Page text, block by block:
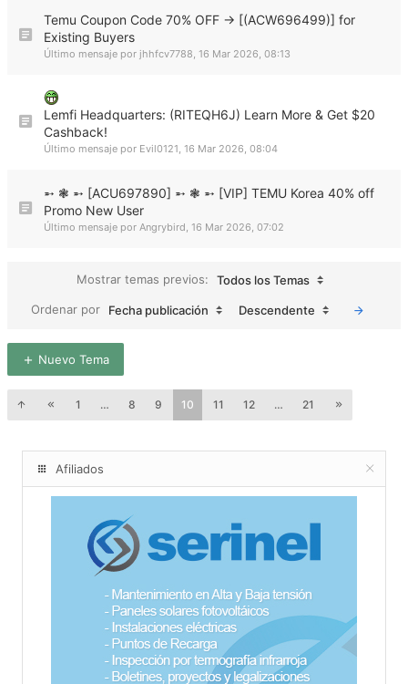
Temu Coupon Code 70% OFF → [(ACW696499)] for
Existing Buyers
Último mensaje por jhhfcv7788, 16 Mar 2026, 08:13
Lemfi Headquarters: (RITEQH6J) Learn More & Get $20
Cashback!
Último mensaje por Evil0121, 16 Mar 2026, 08:04
➵ ❃ ➵ [ACU697890] ➵ ❃ ➵ [VIP] TEMU Korea 40% off
Promo New User
Último mensaje por Angrybird, 16 Mar 2026, 07:02
Mostrar temas previos:
Todos los Temas
Ordenar por
Fecha publicación Descendente
Nuevo Tema
1 … 8 9 10 11 12 … 21
Afiliados